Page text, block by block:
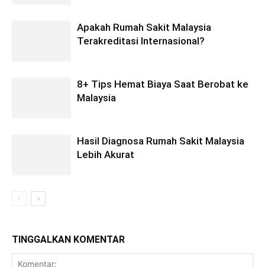
Apakah Rumah Sakit Malaysia
Terakreditasi Internasional?
8+ Tips Hemat Biaya Saat Berobat ke
Malaysia
Hasil Diagnosa Rumah Sakit Malaysia
Lebih Akurat
TINGGALKAN KOMENTAR